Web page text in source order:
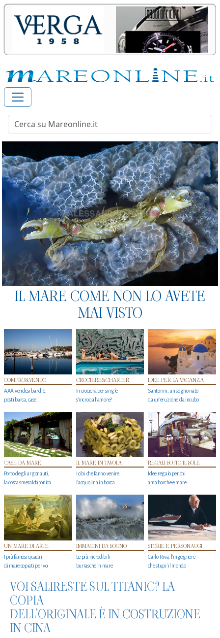
IL MARE COME NON LO AVETE
MAI VISTO
COMPRO&VENDO
AAA vendesi barche,
posti barca, case…
CROCIERE&CHARTER
In crociera per single
s'incrocia l’amore?
IDEE PER LA VACANZA
Santorini, un sogno nato
da un’eruzione da incubo
CASE DA MARE
Porto degli argonauti,
la costa smeralda jonica
IL MARE IN TAVOLA
I cibi che fanno venire
l’acquolina in bocca
REGALI SOTTO IL SOLE
Idee regalo per chi
ama barche e mare
UN MARE DI ARTE
I più famosi quadri
di mare copiati per voi
IMMAGINI DA SOGNO
Le più incredibili
burrasche in mare
STORIE E PERSONAGGI
Carlo Riva, l’ingegnere
che stupi' il mondo
VOI SALIRESTE SUL TITANIC? LA
COPIA
DELL'ORIGINALE È IN COSTRUZIONE
IN CINA